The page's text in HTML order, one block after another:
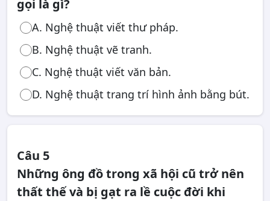
gọi là gì?
A. Nghệ thuật viết thư pháp.
B. Nghệ thuật vẽ tranh.
C. Nghệ thuật viết văn bản.
D. Nghệ thuật trang trí hình ảnh bằng bút.
Câu 5
Những ông đồ trong xã hội cũ trở nên
thất thế và bị gạt ra lề cuộc đời khi